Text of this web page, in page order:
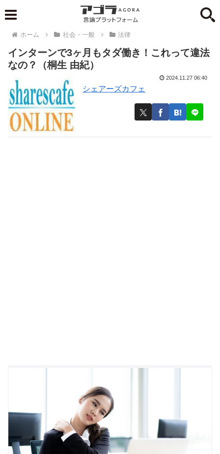
ホーム 社会・一般 法律
インターンで3ヶ月もタダ働き！これって違法
なの？（桐生 由紀）
シェアーズカフェ
2024.11.27 06:40